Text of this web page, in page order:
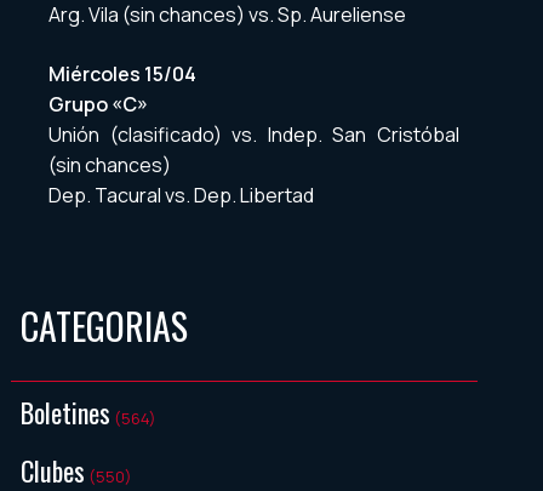
Arg. Vila (sin chances) vs. Sp. Aureliense
Miércoles 15/04
Grupo «C»
Unión (clasificado) vs. Indep. San Cristóbal
(sin chances)
Dep. Tacural vs. Dep. Libertad
CATEGORIAS
Boletines (564)
Clubes (550)